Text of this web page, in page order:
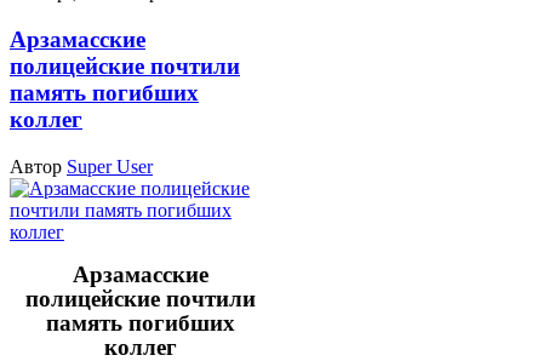
Арзамасские
полицейские почтили
память погибших
коллег
Автор Super User
Арзамасские
полицейские почтили
память погибших
коллег